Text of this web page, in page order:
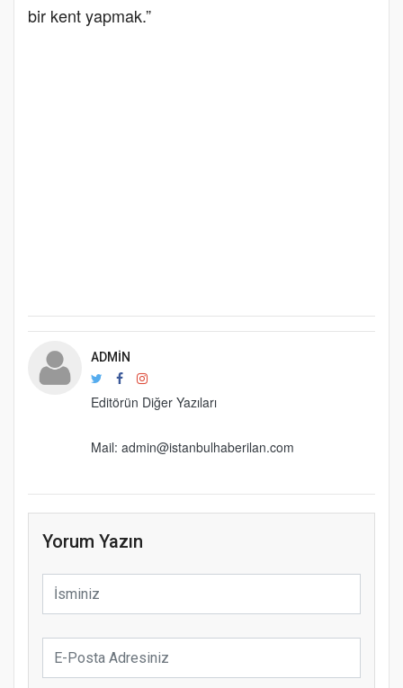
bir kent yapmak.”
ADMIN
Editörün Diğer Yazıları
Mail: admin@istanbulhaberilan.com
Yorum Yazın